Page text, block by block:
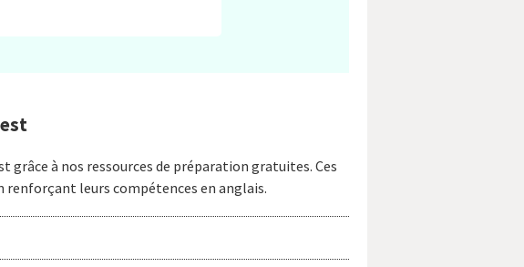
grâce à nos ressources de préparation gratuites. Ces
leurs compétences en anglais.